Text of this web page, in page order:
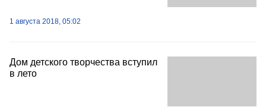
1 августа 2018, 05:02
Дом детского творчества вступил
в лето